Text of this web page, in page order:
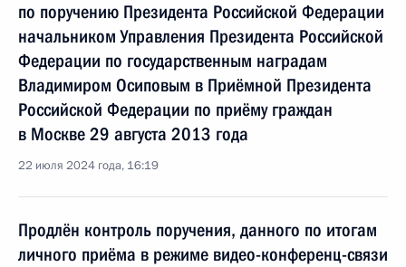
по поручению Президента Российской Федерации
начальником Управления Президента Российской
Федерации по государственным наградам
Владимиром Осиповым в Приёмной Президента
Российской Федерации по приёму граждан
в Москве 29 августа 2013 года
22 июля 2024 года, 16:19
Продлён контроль поручения, данного по итогам
личного приёма в режиме видео-конференц-связи